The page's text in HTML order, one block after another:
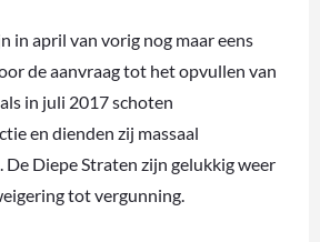
in april van vorig nog maar eens
de aanvraag tot het opvullen van
in juli 2017 schoten
en dienden zij massaal
Diepe Straten zijn gelukkig weer
tot vergunning.